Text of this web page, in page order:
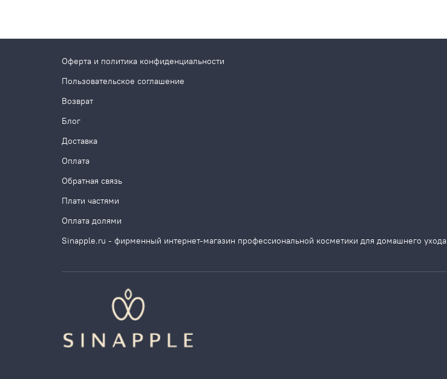
Оферта и политика конфиденциальности
Пользовательское соглашение
Возврат
Блог
Доставка
Оплата
Обратная связь
Плати частями
Оплата долями
Sinapple.ru - фирменный интернет-магазин профессиональной косметики для домашнего ухода